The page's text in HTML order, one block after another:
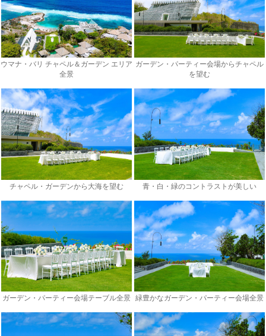
ウマナ・バリ チャペル＆ガーデン エリア
全景
ガーデン・パーティー会場からチャペル
を望む
チャペル・ガーデンから大海を望む 青・白・緑のコントラストが美しい
ガーデン・パーティー会場テーブル全景 緑豊かなガーデン・パーティー会場全景